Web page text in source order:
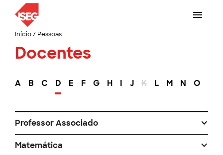
Início/ Pessoas
Docentes
A B C D E F G H I J K L M N O
Professor Associado
Matemática